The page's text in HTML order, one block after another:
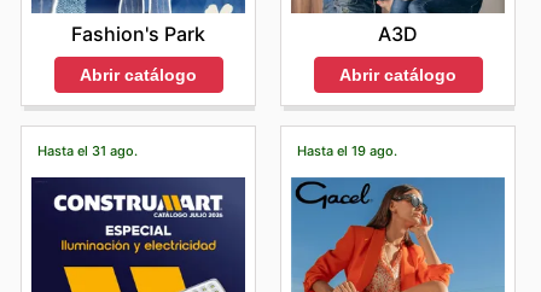
Fashion's Park
Abrir catálogo
A3D
Abrir catálogo
Hasta el 31 ago. Hasta el 19 ago.